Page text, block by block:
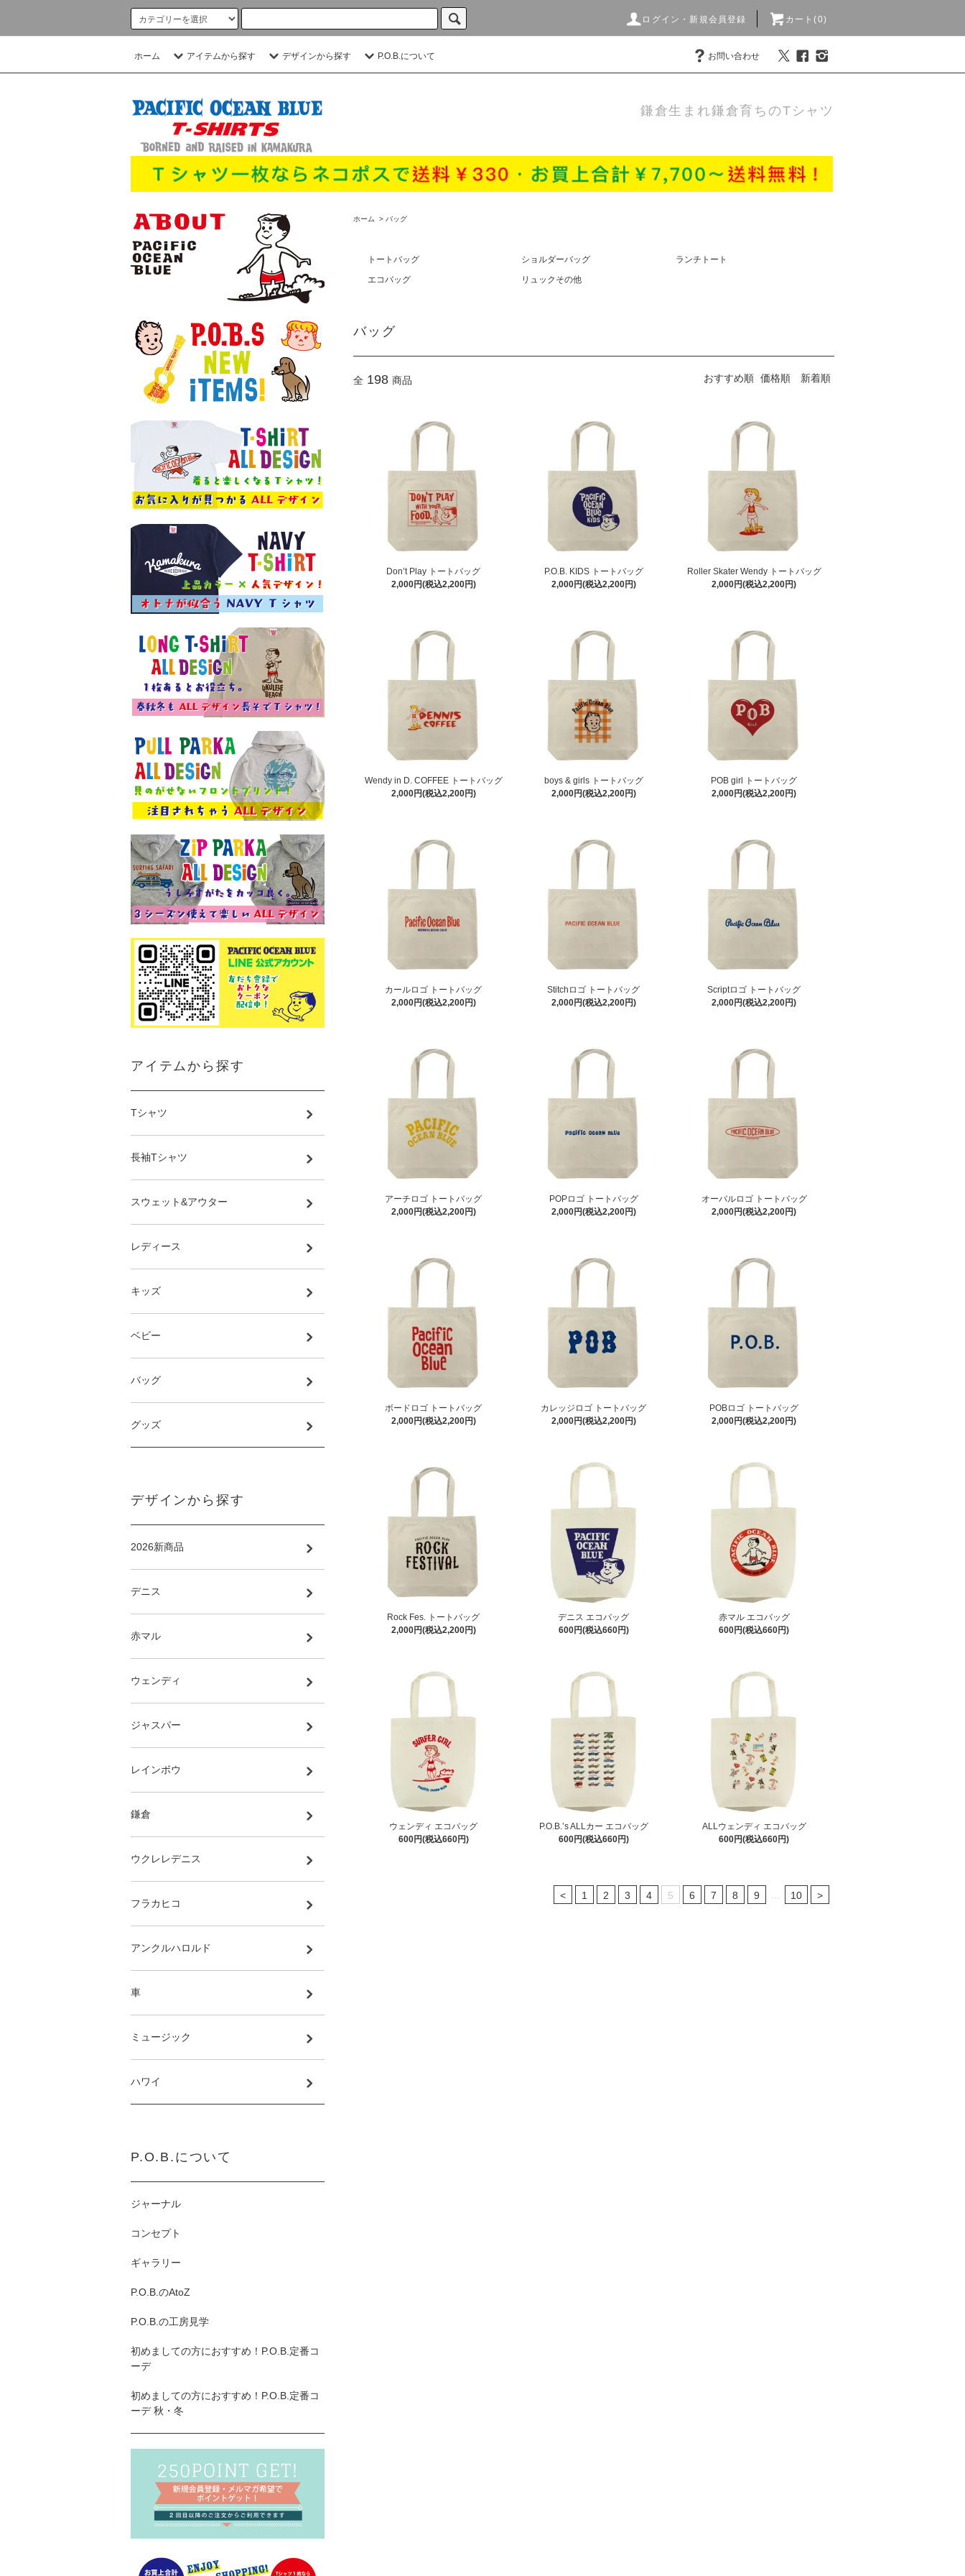
ログイン・新規会員登録 カート(0)
ホーム アイテムから探す デザインから探す P.O.B.について お問い合わせ
鎌倉生まれ鎌倉育ちのTシャツ
ホーム > バッグ
トートバッグ ショルダーバッグ
ランチトート
エコバッグ
リュックその他
バッグ
全 198 商品 おすすめ順 価格順 新着順
Don’t Play トートバッグ
2,000円(税込2,200円)
P.O.B. KIDS トートバッグ
2,000円(税込2,200円)
Roller Skater Wendy トートバッグ
2,000円(税込2,200円)
Wendy in D. COFFEE トートバッグ
2,000円(税込2,200円)
boys & girls トートバッグ
2,000円(税込2,200円)
POB girl トートバッグ
2,000円(税込2,200円)
カールロゴ トートバッグ
2,000円(税込2,200円)
Stitchロゴ トートバッグ
2,000円(税込2,200円)
Scriptロゴ トートバッグ
2,000円(税込2,200円)
アーチロゴ トートバッグ
2,000円(税込2,200円)
POPロゴ トートバッグ
2,000円(税込2,200円)
オーバルロゴ トートバッグ
2,000円(税込2,200円)
ボードロゴ トートバッグ
2,000円(税込2,200円)
カレッジロゴ トートバッグ
2,000円(税込2,200円)
POBロゴ トートバッグ
2,000円(税込2,200円)
Rock Fes. トートバッグ
2,000円(税込2,200円)
デニス エコバッグ
600円(税込660円)
赤マル エコバッグ
600円(税込660円)
ウェンディ エコバッグ
600円(税込660円)
P.O.B.’s ALLカー エコバッグ
600円(税込660円)
ALLウェンディ エコバッグ
600円(税込660円)
< 1 2 3 4 5 6 7 8 9 10 >
アイテムから探す
Tシャツ
長袖Tシャツ
スウェット&アウター
レディース
キッズ
ベビー
バッグ
グッズ
デザインから探す
2026新商品
デニス
赤マル
ウェンディ
ジャスパー
レインボウ
鎌倉
ウクレレデニス
フラカヒコ
アンクルハロルド
車
ミュージック
ハワイ
P.O.B.について
ジャーナル
コンセプト
ギャラリー
P.O.B.のAtoZ
P.O.B.の工房見学
初めましての方におすすめ！P.O.B.定番コ
ーデ
初めましての方におすすめ！P.O.B.定番コ
ーデ 秋・冬